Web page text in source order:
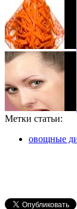
Метки статьи:
овощные